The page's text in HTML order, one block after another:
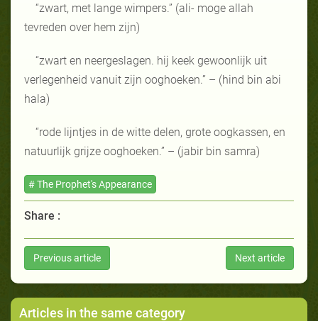
“zwart, met lange wimpers.” (ali- moge allah
tevreden over hem zijn)
“zwart en neergeslagen. hij keek gewoonlijk uit
verlegenheid vanuit zijn ooghoeken.” – (hind bin abi
hala)
“rode lijntjes in de witte delen, grote oogkassen, en
natuurlijk grijze ooghoeken.” – (jabir bin samra)
# The Prophet's Appearance
Share :
Previous article Next article
Articles in the same category